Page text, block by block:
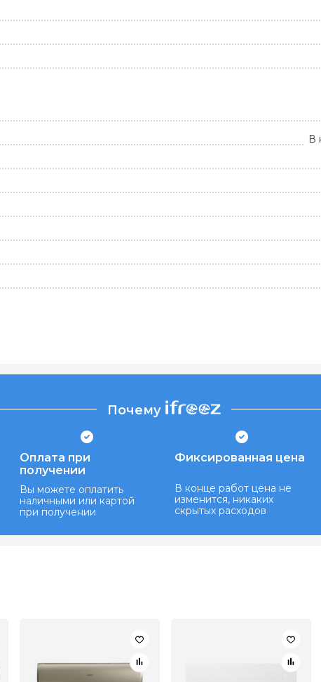
В
Почему
Оплата при
получении
Вы можете оплатить
наличными или картой
при получении
Фиксированная цена
В конце работ цена не
изменится, никаких
скрытых расходов